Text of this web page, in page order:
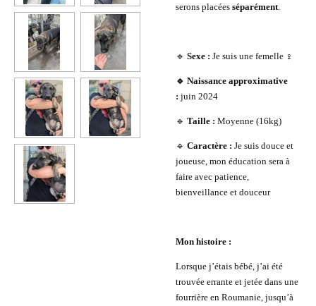
serons placées séparément
🔹 Sexe : Je suis une femelle ♀️
🔹 Naissance approximative
: juin 2024
🔹 Taille : Moyenne (16kg)
🔹 Caractère : Je suis douce et
joueuse, mon éducation sera à
faire avec patience,
bienveillance et douceur
Mon histoire :
Lorsque j’étais bébé, j’ai été
trouvée errante et jetée dans une
fourrière en Roumanie, jusqu’à